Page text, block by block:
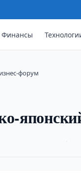
Финансы
форум